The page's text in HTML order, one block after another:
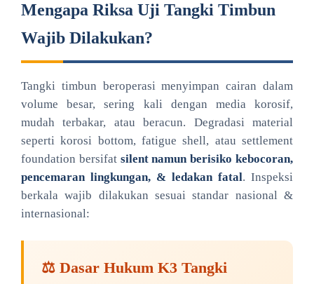
Mengapa Riksa Uji Tangki Timbun
Wajib Dilakukan?
Tangki timbun beroperasi menyimpan cairan dalam
volume besar, sering kali dengan media korosif,
mudah terbakar, atau beracun. Degradasi material
seperti korosi bottom, fatigue shell, atau settlement
foundation bersifat silent namun berisiko kebocoran,
pencemaran lingkungan, & ledakan fatal. Inspeksi
berkala wajib dilakukan sesuai standar nasional &
internasional:
⚖️ Dasar Hukum K3 Tangki